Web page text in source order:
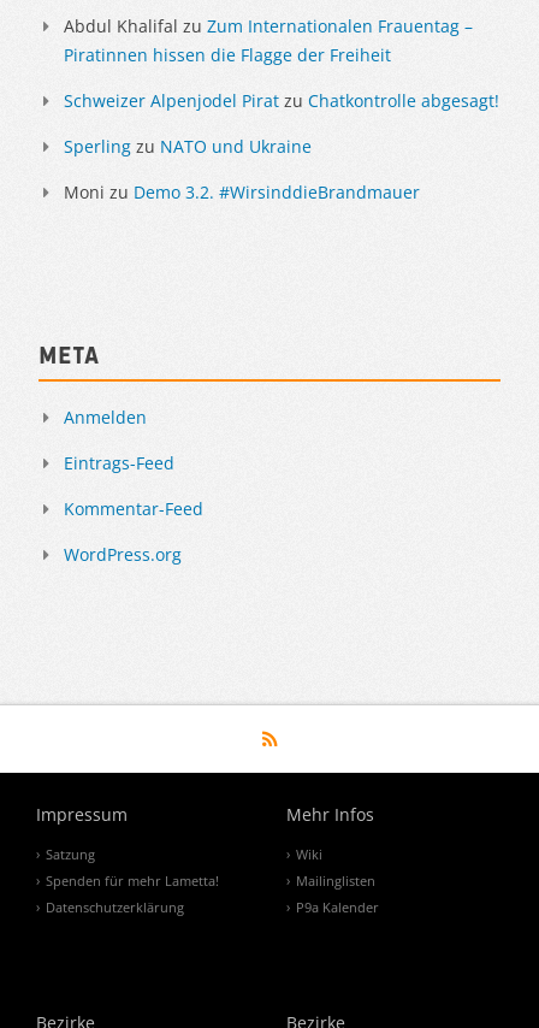
Abdul Khalifal zu Zum Internationalen Frauentag –
Piratinnen hissen die Flagge der Freiheit
Schweizer Alpenjodel Pirat zu Chatkontrolle abgesagt!
Sperling zu NATO und Ukraine
Moni zu Demo 3.2. #WirsinddieBrandmauer
Meta
Anmelden
Eintrags-Feed
Kommentar-Feed
WordPress.org
Impressum
Satzung
Spenden für mehr Lametta!
Datenschutzerklärung
Mehr Infos
Wiki
Mailinglisten
P9a Kalender
Bezirke Bezirke